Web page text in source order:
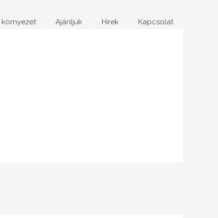
Ajánljuk Hírek Kapcsolat